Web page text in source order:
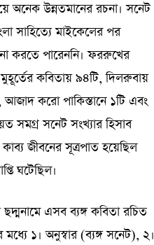
অনেক উন্নতমানের রচনা। সনেট
সাহিত্যে মাইকেলের পর
করতে পারেননি। ফররুখের
মুহূর্তের কবিতায় ৯৪টি, দিলরুবায়
আজাদ করো পাকিস্তানে ১টি এবং
সমগ্র সনেট সংখ্যার হিসাব
জীবনের সূত্রপাত হয়েছিল
ঘটেছিল।
এসব ব্যঙ্গ কবিতা রচিত
মধ্যে ১। অনুস্বার (ব্যঙ্গ সনেট), ২।